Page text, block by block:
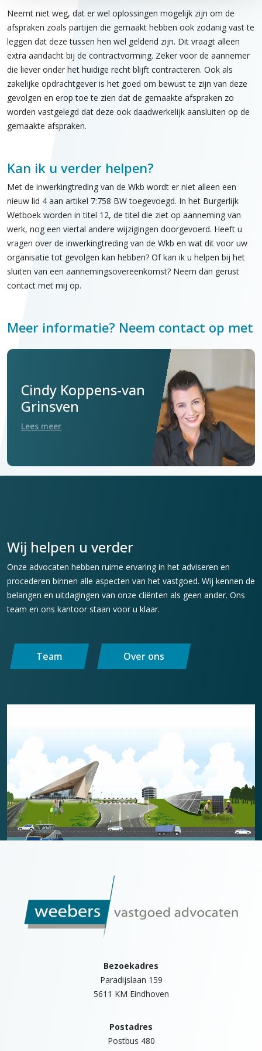
Neemt niet weg, dat er wel oplossingen mogelijk zijn om de
afspraken zoals partijen die gemaakt hebben ook zodanig vast te
leggen dat deze tussen hen wel geldend zijn. Dit vraagt alleen
extra aandacht bij de contractvorming. Zeker voor de aannemer
die liever onder het huidige recht blijft contracteren. Ook als
zakelijke opdrachtgever is het goed om bewust te zijn van deze
gevolgen en erop toe te zien dat de gemaakte afspraken zo
worden vastgelegd dat deze ook daadwerkelijk aansluiten op de
gemaakte afspraken.
Kan ik u verder helpen?
Met de inwerkingtreding van de Wkb wordt er niet alleen een
nieuw lid 4 aan artikel 7:758 BW toegevoegd. In het Burgerlijk
Wetboek worden in titel 12, de titel die ziet op aanneming van
werk, nog een viertal andere wijzigingen doorgevoerd. Heeft u
vragen over de inwerkingtreding van de Wkb en wat dit voor uw
organisatie tot gevolgen kan hebben? Of kan ik u helpen bij het
sluiten van een aannemingsovereenkomst? Neem dan gerust
contact met mij op.
Meer informatie? Neem contact op met
Cindy Koppens-van
Grinsven
Lees meer
Wij helpen u verder
Onze advocaten hebben ruime ervaring in het adviseren en
procederen binnen alle aspecten van het vastgoed. Wij kennen de
belangen en uitdagingen van onze cliënten als geen ander. Ons
team en ons kantoor staan voor u klaar.
Team Over ons
Bezoekadres
Paradijslaan 159
5611 KM Eindhoven
Postadres
Postbus 480